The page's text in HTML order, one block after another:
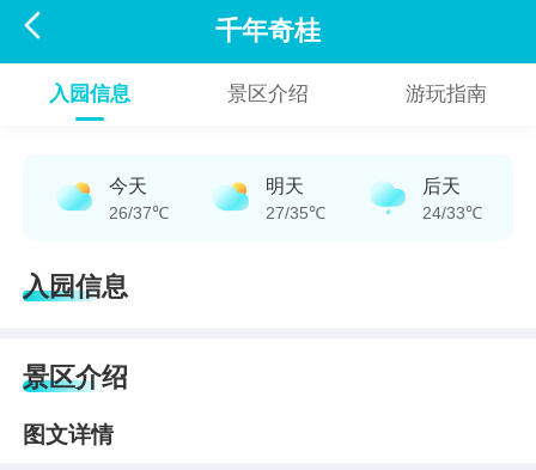
 千年奇桂
入园信息 景区介绍 游玩指南
今天
26/37℃
明天
27/35℃
后天
24/33℃
入园信息
景区介绍
图文详情